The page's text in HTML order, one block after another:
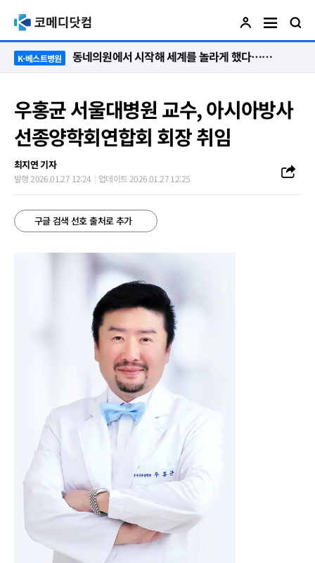
K-베스트병원 동네의원에서 시작해 세계를 놀라게 했다…관악구 50년 병원의 기적
우홍균 서울대병원 교수, 아시아방사
선종양학회연합회 회장 취임
최지연 기자
발행 2026.01.27 12:24 업데이트 2026.01.27 12:25
구글 검색 선호 출처로 추가